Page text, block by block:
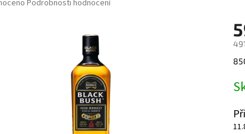
Podrobnosti hodnocení